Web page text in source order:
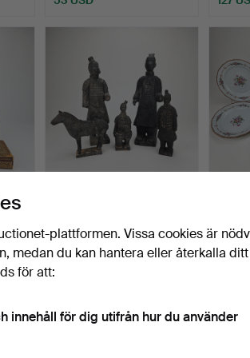
Klubbades 14 okt 2025
1 bud
3 bud
plattformen. Vissa cookies är
medan du kan hantera eller återkalla ditt
för att:
innehåll för dig utifrån hur du använder